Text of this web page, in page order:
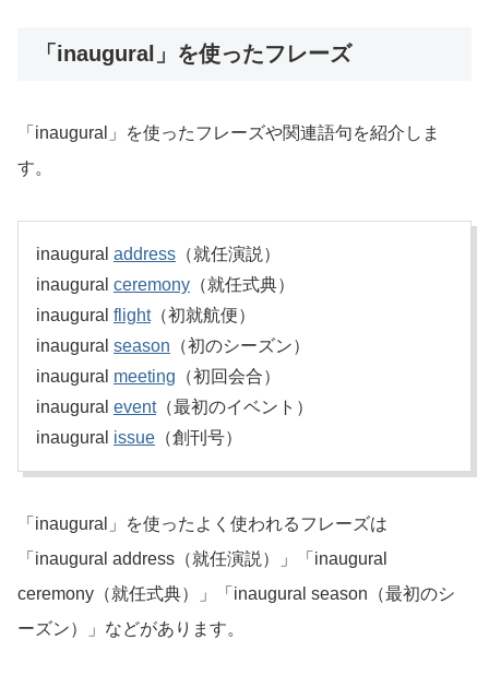
「inaugural」を使ったフレーズ
「inaugural」を使ったフレーズや関連語句を紹介しま
す。
inaugural address （就任演説）
inaugural ceremony （就任式典）
inaugural flight（初就航便）
inaugural season （初のシーズン）
inaugural meeting （初回会合）
inaugural event（最初のイベント）
inaugural issue （創刊号）
「inaugural」を使ったよく使われるフレーズは
「inaugural address（就任演説）」「inaugural
ceremony（就任式典）」「inaugural season（最初のシ
ーズン）」などがあります。